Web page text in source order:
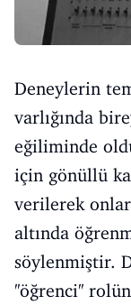
Deneylerin
varlığında
eğiliminde
için gönüllü
verilerek
altında
söylenmiştir.
''öğrenci''